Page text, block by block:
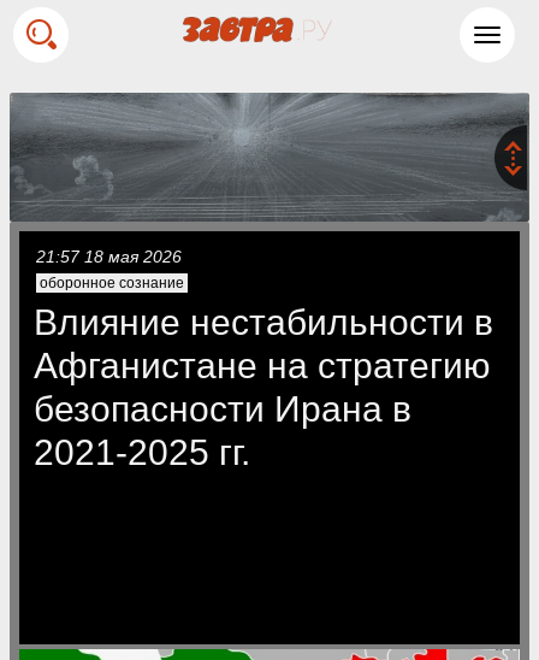
21:57 18 мая 2026
оборонное сознание
Влияние нестабильности в
Афганистане на стратегию
безопасности Ирана в
2021-2025 гг.